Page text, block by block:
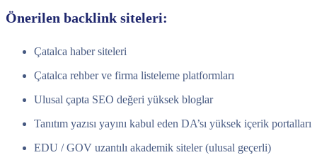
Önerilen backlink siteleri:
Çatalca haber siteleri
Çatalca rehber ve firma listeleme platformları
Ulusal çapta SEO değeri yüksek bloglar
Tanıtım yazısı yayını kabul eden DA’sı yüksek içerik portalları
EDU / GOV uzantılı akademik siteler (ulusal geçerli)